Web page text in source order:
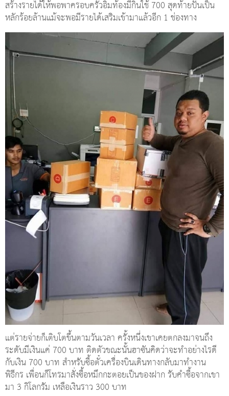
สร้างรายได้ให้พอพาครอบครัวอิ่มท้องมีกินใช้ 700 สุดท้ายปั้นเป็น
หลักร้อยล้านแม้จะพอมีรายได้เสริมเข้ามาแล้วอีก 1 ช่องทาง
แต่รายจ่ายก็เติบโตขึ้นตามวันเวลา ครั้งหนึ่งเขาเคยตกลงมาจนถึง
ระดับมีเงินแค่ 700 บาท ติดตัวขณะนั้นฮาซันคิดว่าจะทำอย่างไรดี
กับเงิน 700 บาท สำหรับซื้อตั๋วเครื่องบินเดินทางกลับมาทำงาน
พิธีกร เพื่อนก็โทรมาสั่งซื้อหมึกกะตอยเป็นของฝาก รับคำซื้อจากเขา
มา 3 กิโลกรัม เหลือเงินราว 300 บาท